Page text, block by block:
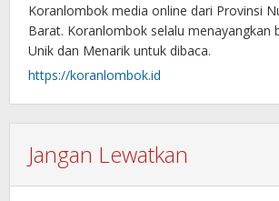
Koranlombok media online dari Provinsi
Barat. Koranlombok selalu menayangkan
Unik dan Menarik untuk dibaca.
https://koranlombok.id
Jangan Lewatkan